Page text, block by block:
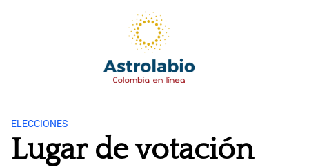
ELECCIONES
Lugar de votación